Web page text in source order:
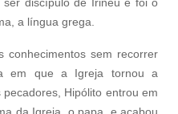
a língua grega.
conhecimentos sem recorrer
em que a Igreja tornou a
Hipólito entrou em